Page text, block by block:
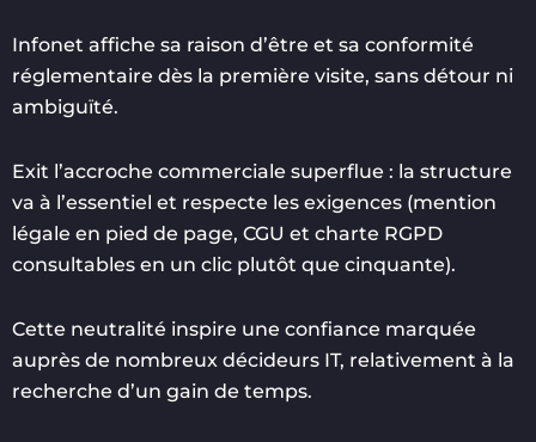
Infonet affiche sa raison d’être et sa conformité
réglementaire dès la première visite, sans détour ni
ambiguïté.
Exit l’accroche commerciale superflue : la structure
va à l’essentiel et respecte les exigences (mention
légale en pied de page, CGU et charte RGPD
consultables en un clic plutôt que cinquante).
Cette neutralité inspire une confiance marquée
auprès de nombreux décideurs IT, relativement à la
recherche d’un gain de temps.